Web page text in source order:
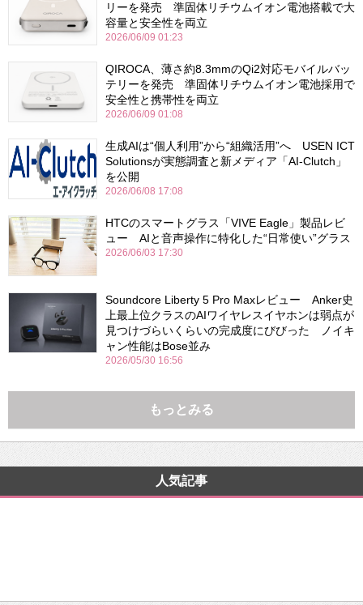
リーを発売 準固体リチウムイオン電池搭載で大
容量と安全性を両立
2026/06/09 01:23
QIROCA、薄さ約8.3mmのQi2対応モバイルバッ
テリーを発売 準固体リチウムイオン電池採用で
安全性と携帯性を両立
2026/06/09 01:08
生成AIは“個人利用”から“組織活用”へ USEN ICT
Solutionsが実態調査と新メディア「AI-Clutch」
を公開
2026/06/08 17:08
HTCのスマートグラス「VIVE Eagle」製品レビ
ュー AIと音声操作に特化した“日常使い”グラス
2026/06/03 17:30
Soundcore Liberty 5 Pro Maxレビュー Anker史
上最上位クラスのAIワイヤレスイヤホンは弱点が
見つけづらいくらいの完成度にびびった ノイキ
ャン性能はBose並み
2026/05/30 16:56
もっとみる
人気記事